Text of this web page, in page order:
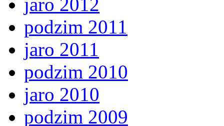
jaro 2012
podzim 2011
jaro 2011
podzim 2010
jaro 2010
podzim 2009